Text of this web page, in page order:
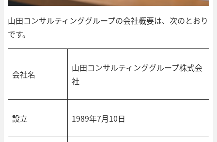
山田コンサルティンググループの会社概要は、次のとおり
です。
会社名
山田コンサルティンググループ株式会
社
設立 1989年7月10日